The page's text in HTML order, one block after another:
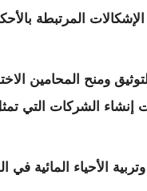
ومنح المحامين
الشركات التي
الأحياء المائية في